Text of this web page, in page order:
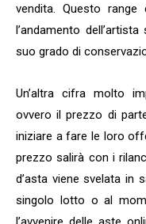
vendita. Questo
l’andamento
suo grado di
Un’altra cifra molto
ovvero il prezzo di
iniziare a fare le loro
prezzo salirà con i
d’asta viene svelata in
singolo lotto o al